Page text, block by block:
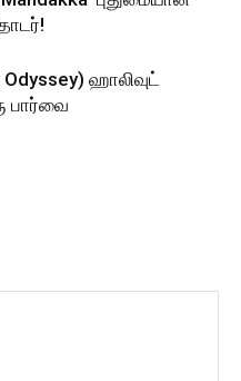
Odyssey) ஹாலிவுட்
பார்வை